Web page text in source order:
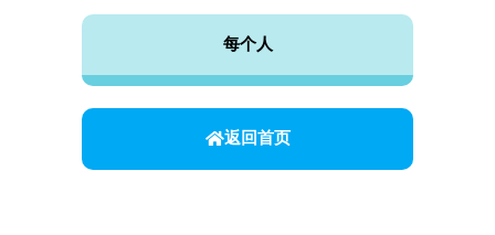
每个人
返回首页